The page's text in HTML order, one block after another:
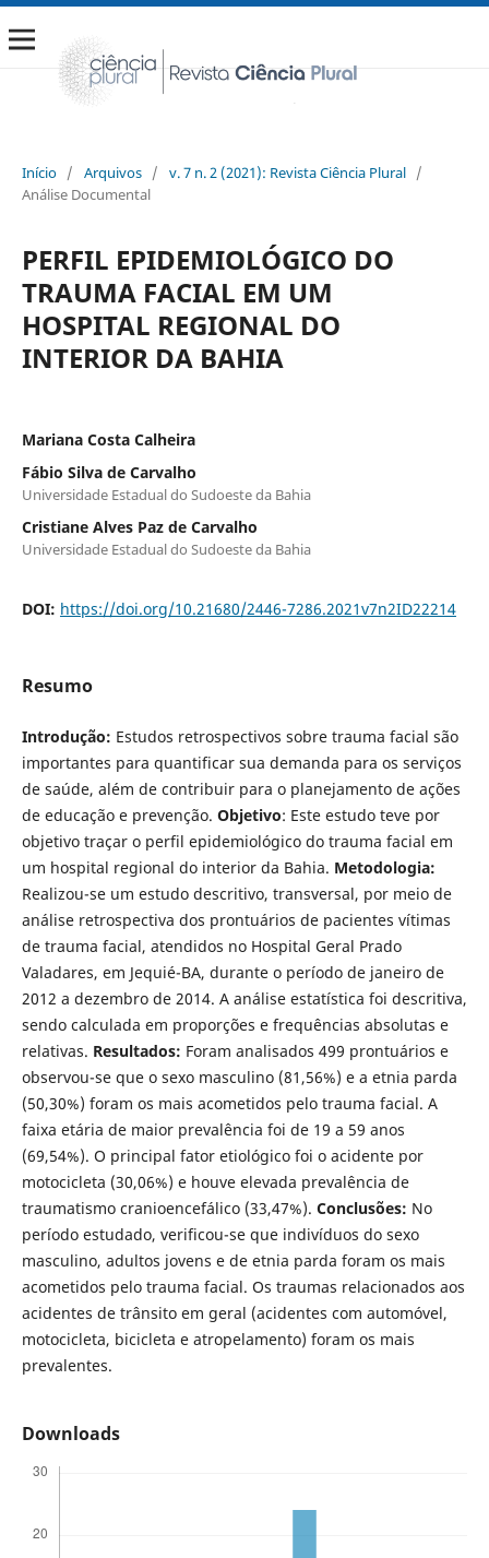
Início / Arquivos / v. 7 n. 2 (2021): Revista Ciência Plural /
Análise Documental
PERFIL EPIDEMIOLÓGICO DO
TRAUMA FACIAL EM UM
HOSPITAL REGIONAL DO
INTERIOR DA BAHIA
Mariana Costa Calheira
Fábio Silva de Carvalho
Universidade Estadual do Sudoeste da Bahia
Cristiane Alves Paz de Carvalho
Universidade Estadual do Sudoeste da Bahia
DOI: https://doi.org/10.21680/2446-7286.2021v7n2ID22214
Resumo
Introdução: Estudos retrospectivos sobre trauma facial são
importantes para quantificar sua demanda para os serviços
de saúde, além de contribuir para o planejamento de ações
de educação e prevenção. Objetivo: Este estudo teve por
objetivo traçar o perfil epidemiológico do trauma facial em
um hospital regional do interior da Bahia. Metodologia:
Realizou-se um estudo descritivo, transversal, por meio de
análise retrospectiva dos prontuários de pacientes vítimas
de trauma facial, atendidos no Hospital Geral Prado
Valadares, em Jequié-BA, durante o período de janeiro de
2012 a dezembro de 2014. A análise estatística foi descritiva,
sendo calculada em proporções e frequências absolutas e
relativas. Resultados: Foram analisados 499 prontuários e
observou-se que o sexo masculino (81,56%) e a etnia parda
(50,30%) foram os mais acometidos pelo trauma facial. A
faixa etária de maior prevalência foi de 19 a 59 anos
(69,54%). O principal fator etiológico foi o acidente por
motocicleta (30,06%) e houve elevada prevalência de
traumatismo cranioencefálico (33,47%). Conclusões: No
período estudado, verificou-se que indivíduos do sexo
masculino, adultos jovens e de etnia parda foram os mais
acometidos pelo trauma facial. Os traumas relacionados aos
acidentes de trânsito em geral (acidentes com automóvel,
motocicleta, bicicleta e atropelamento) foram os mais
prevalentes.
Downloads